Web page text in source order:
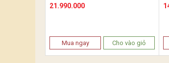
21.990.000
Mua ngay Cho vào giỏ